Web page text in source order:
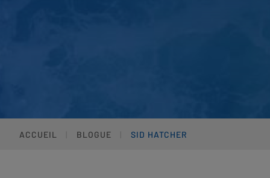
ACCUEIL BLOGUE SID HATCHER